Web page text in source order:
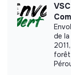
This structure
labels or
de
forêt